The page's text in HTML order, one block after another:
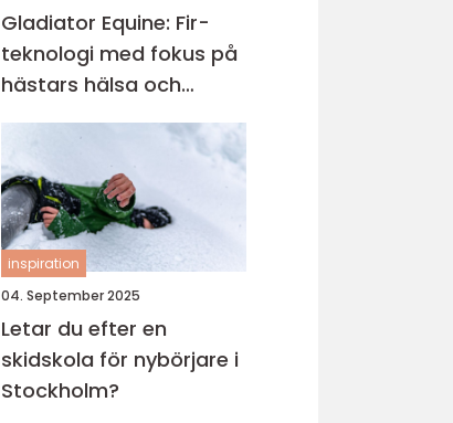
Gladiator Equine: Fir-
teknologi med fokus på
hästars hälsa och
välbefinnande
inspiration
04. September 2025
Letar du efter en
skidskola för nybörjare i
Stockholm?